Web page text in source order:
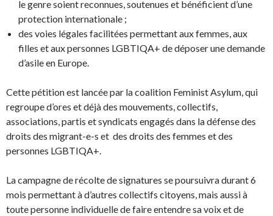
le genre soient reconnues, soutenues et bénéficient d’une
protection internationale ;
des voies légales facilitées permettant aux femmes, aux
filles et aux personnes LGBTIQA+ de déposer une demande
d’asile en Europe.
Cette pétition est lancée par la coalition Feminist Asylum, qui
regroupe d’ores et déjà des mouvements, collectifs,
associations, partis et syndicats engagés dans la défense des
droits des migrant-e-s et des droits des femmes et des
personnes LGBTIQA+.
La campagne de récolte de signatures se poursuivra durant 6
mois permettant à d’autres collectifs citoyens, mais aussi à
toute personne individuelle de faire entendre sa voix et de